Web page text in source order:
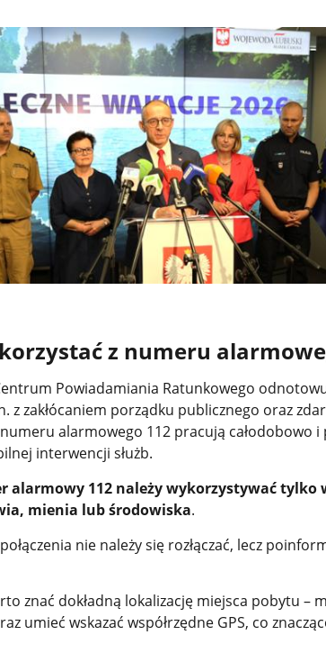
z numeru
Powiadamiania Ratunkowego
z zakłócaniem porządku publicznego oraz
alarmowego 112 pracują całodobowo i
interwencji służb.
alarmowy 112 należy wykorzystywać tylko
mienia lub środowiska.
nie należy się rozłączać, lecz
znać dokładną lokalizację miejsca pobytu –
umieć wskazać współrzędne GPS, co